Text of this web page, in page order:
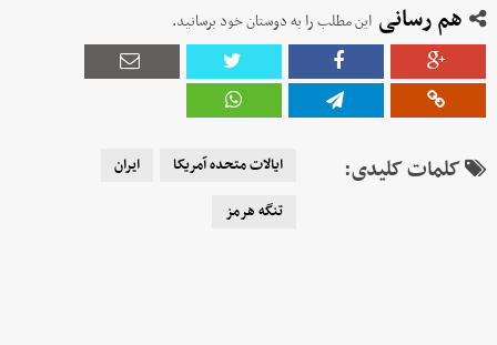
هم رسانی این مطلب را به دوستان خود برسانید.
کلمات کلیدی: ایالات متحده آمریکا
ایران
تنگه هرمز